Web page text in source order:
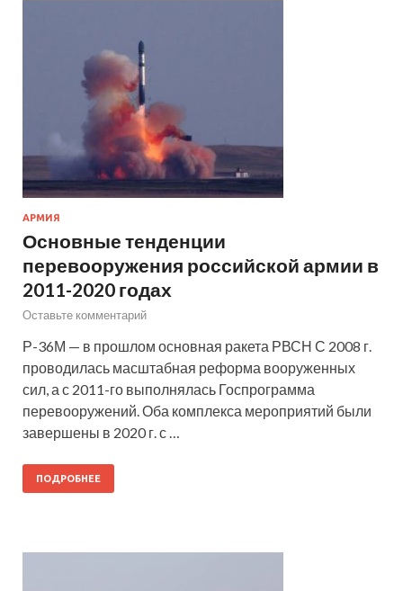
АРМИЯ
Основные тенденции
перевооружения российской армии в
2011-2020 годах
Оставьте комментарий
Р-36М — в прошлом основная ракета РВСН С 2008 г.
проводилась масштабная реформа вооруженных
сил, а с 2011-го выполнялась Госпрограмма
перевооружений. Оба комплекса мероприятий были
завершены в 2020 г. с …
ПОДРОБНЕЕ